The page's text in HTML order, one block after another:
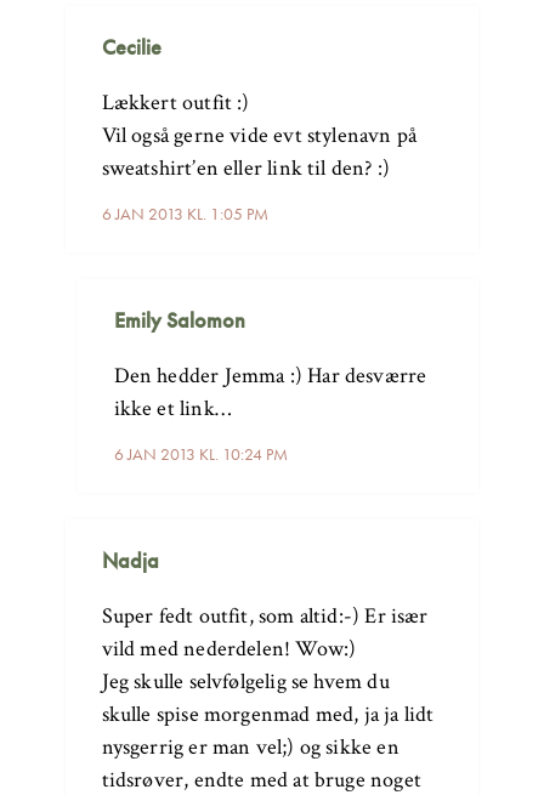
Cecilie
6 JAN 2013 KL. 1:05 PM
Lækkert outfit :)
Vil også gerne vide evt stylenavn på
sweatshirt’en eller link til den? :)
Emily Salomon
6 JAN 2013 KL. 10:24 PM
Den hedder Jemma :) Har desværre
ikke et link…
Nadja
Super fedt outfit, som altid:-) Er især
vild med nederdelen! Wow:)
Jeg skulle selvfølgelig se hvem du
skulle spise morgenmad med, ja ja lidt
nysgerrig er man vel;) og sikke en
tidsrøver, endte med at bruge noget